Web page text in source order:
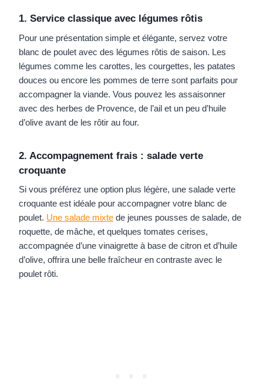
1. Service classique avec légumes rôtis
Pour une présentation simple et élégante, servez votre
blanc de poulet avec des légumes rôtis de saison. Les
légumes comme les carottes, les courgettes, les patates
douces ou encore les pommes de terre sont parfaits pour
accompagner la viande. Vous pouvez les assaisonner
avec des herbes de Provence, de l’ail et un peu d’huile
d’olive avant de les rôtir au four.
2. Accompagnement frais : salade verte
croquante
Si vous préférez une option plus légère, une salade verte
croquante est idéale pour accompagner votre blanc de
poulet. Une salade mixte de jeunes pousses de salade, de
roquette, de mâche, et quelques tomates cerises,
accompagnée d’une vinaigrette à base de citron et d’huile
d’olive, offrira une belle fraîcheur en contraste avec le
poulet rôti.